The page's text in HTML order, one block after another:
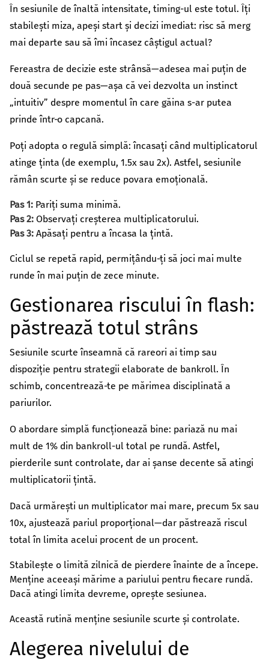
În sesiunile de înaltă intensitate, timing-ul este totul. Îți
stabilești miza, apeși start și decizi imediat: risc să merg
mai departe sau să îmi încasez câștigul actual?
Fereastra de decizie este strânsă—adesea mai puțin de
două secunde pe pas—așa că vei dezvolta un instinct
„intuitiv” despre momentul în care găina s-ar putea
prinde într‑o capcană.
Poți adopta o regulă simplă: încasați când multiplicatorul
atinge ținta (de exemplu, 1.5x sau 2x). Astfel, sesiunile
rămân scurte și se reduce povara emoțională.
Pas 1: Pariți suma minimă.
Pas 2: Observați creșterea multiplicatorului.
Pas 3: Apăsați pentru a încasa la țintă.
Ciclul se repetă rapid, permițându‑ți să joci mai multe
runde în mai puțin de zece minute.
Gestionarea riscului în flash:
păstrează totul strâns
Sesiunile scurte înseamnă că rareori ai timp sau
dispoziție pentru strategii elaborate de bankroll. În
schimb, concentrează‑te pe mărimea disciplinată a
pariurilor.
O abordare simplă funcționează bine: pariază nu mai
mult de 1% din bankroll-ul total pe rundă. Astfel,
pierderile sunt controlate, dar ai șanse decente să atingi
multiplicatorii țintă.
Dacă urmărești un multiplicator mai mare, precum 5x sau
10x, ajustează pariul proporțional—dar păstrează riscul
total în limita acelui procent de un procent.
Stabilește o limită zilnică de pierdere înainte de a începe.
Menține aceeași mărime a pariului pentru fiecare rundă.
Dacă atingi limita devreme, oprește sesiunea.
Această rutină menține sesiunile scurte și controlate.
Alegerea nivelului de